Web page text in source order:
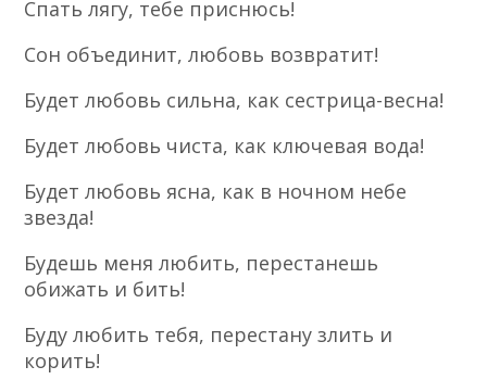
Спать лягу, тебе приснюсь!
Сон объединит, любовь возвратит!
Будет любовь сильна, как сестрица-весна!
Будет любовь чиста, как ключевая вода!
Будет любовь ясна, как в ночном небе
звезда!
Будешь меня любить, перестанешь
обижать и бить!
Буду любить тебя, перестану злить и
корить!